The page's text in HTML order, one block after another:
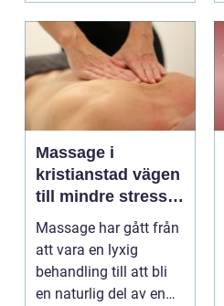
Massage i
kristianstad vägen
till mindre stress
och mer energi i
vardagen
Massage har gått från
att vara en lyxig
behandling till att bli
en naturlig del av en